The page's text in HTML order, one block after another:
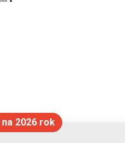
na 2026 rok